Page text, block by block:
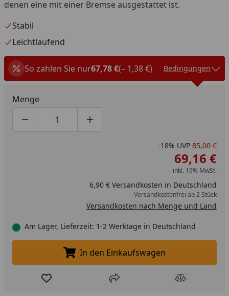
denen eine mit einer Bremse ausgestattet ist.
Stabil
Leichtlaufend
So zahlen Sie nur67,78 €(– 1,38 €) Bedingungen
Menge
Produktmenge um eins verringern
Produktmenge manuell eingeben
Produktmenge um eins erhöhen
-18% UVP 85,00 €
69,16 €
inkl. 19% MwSt.
6,90 € Versandkosten in Deutschland
Versandkostenfrei ab 2 Stück
Versandkosten nach Menge und Land
Am Lager, Lieferzeit: 1-2 Werktage in Deutschland
In den Einkaufswagen legen
In den Einkaufswagen
Produkt zur Wunschliste hinzufügen
Teilen Produkt